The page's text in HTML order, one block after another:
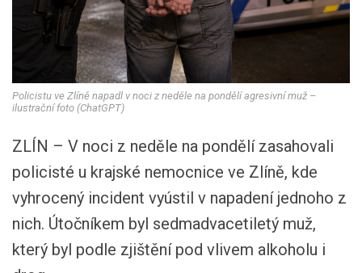
Policistu ve Zlíně napadl v noci z neděle na pondělí agresivní muž –
ilustrační foto (ChatGPT)
ZLÍN – V noci z neděle na pondělí zasahovali
policisté u krajské nemocnice ve Zlíně, kde
vyhrocený incident vyústil v napadení jednoho z
nich. Útočníkem byl sedmadvacetiletý muž,
který byl podle zjištění pod vlivem alkoholu i